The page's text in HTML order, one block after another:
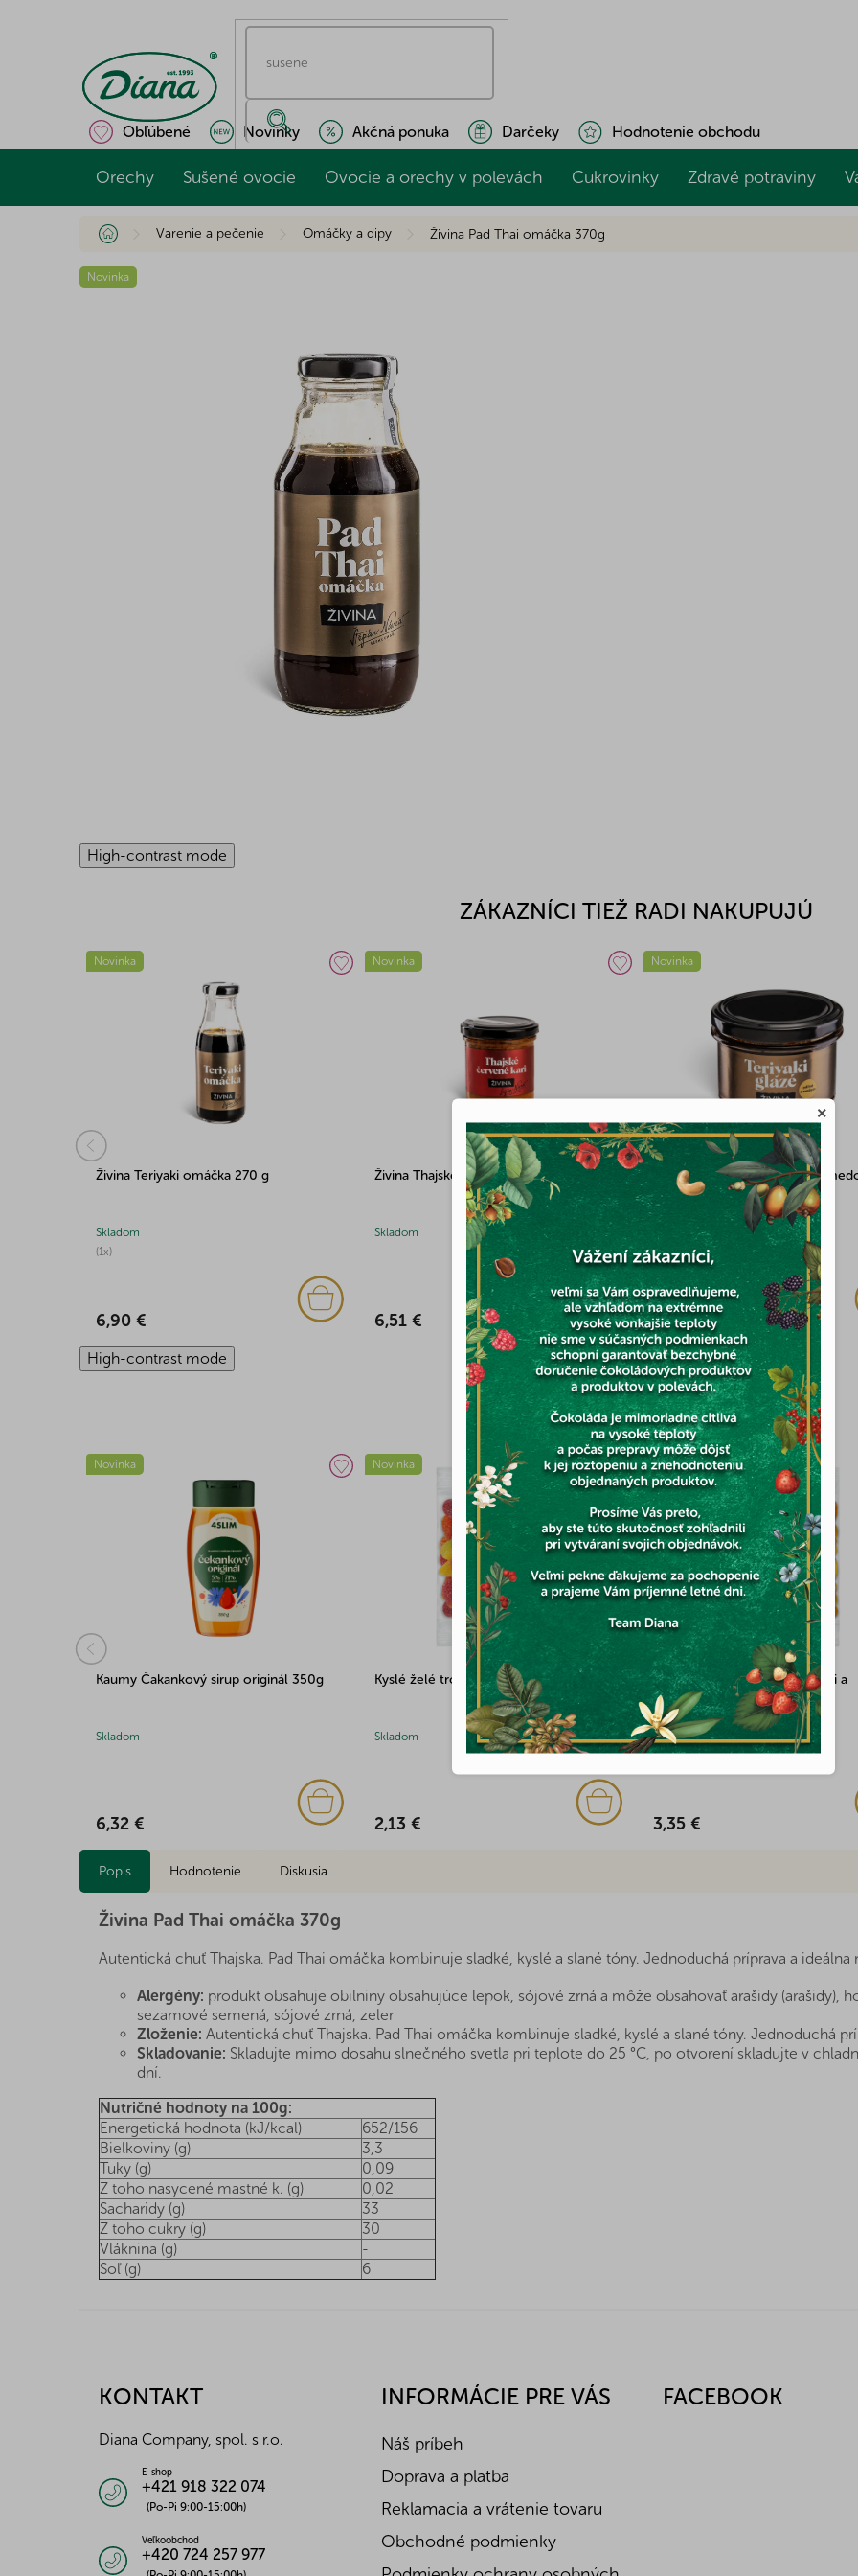
Obľúbené Novinky Akčná ponuka Darčeky Hodnotenie obchodu
Orechy Sušené ovocie Ovocie a orechy v polevách Cukrovinky Zdravé potraviny
DomovVarenie a pečenie Omáčky a dipy Živina Pad Thai omáčka 370g
Novinka
High-contrast mode
ZÁKAZNÍCI TIEŽ RADI NAKUPUJÚ
Novinka
Živina Thajské červené kari 140g
Skladom
6,51 €
Novinka
Živina Teriyaki glazé pálivé s medom
Skladom
6,90 €
Novinka
Živina Vietnamské žlté kari 140 g
Skladom
6,51 €
High-contrast mode
MOHLO BY VÁS ZAUJÍMAŤ
Novinka
Kaumy Čakankový sirup originál 350g
Skladom
6,32 €
Novinka
Kyslé želé tropické ovocie 100g
Skladom
2,13 €
Novinka
Mandle pražené solené s chilli a
limetkou Valencia 100g
Skladom
3,35 €
Popis Hodnotenie Diskusia
Živina Pad Thai omáčka 370g
Autentická chuť Thajska. Pad Thai omáčka kombinuje sladké, kyslé a slané tóny. Jednoduchá príprava a ideálna
Alergény: produkt obsahuje obilniny obsahujúce lepok, sójové zrná a môže obsahovať arašidy (arašidy),
sezamové semená, sójové zrná, zeler
Zloženie: Autentická chuť Thajska. Pad Thai omáčka kombinuje sladké, kyslé a slané tóny. Jednoduchá
Skladovanie: Skladujte mimo dosahu slnečného svetla pri teplote do 25 °C, po otvorení skladujte v
dní.
Nutričné hodnoty na 100g:
Energetická hodnota (kJ/kcal)
652/156
Bielkoviny (g)
3,3
Tuky (g)
0,09
Z toho nasycené mastné k. (g)
0,02
Sacharidy (g)
33
Z toho cukry (g)
30
Vláknina (g)
-
Soľ (g)
6
KONTAKT
Diana Company, spol. s r.o.
E-shop
+421 918 322 074
(Po-Pi 9:00-15:00h)
Veľkoobchod
+420 724 257 977
INFORMÁCIE PRE VÁS
Náš príbeh
Doprava a platba
Reklamacia a vrátenie tovaru
Obchodné podmienky
FACEBOOK
×